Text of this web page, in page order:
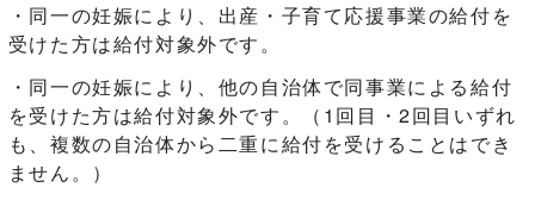
・同一の妊娠により、出産・子育て応援事業の給付を
受けた方は給付対象外です。
・同一の妊娠により、他の自治体で同事業による給付
を受けた方は給付対象外です。（1回目・2回目いずれ
も、複数の自治体から二重に給付を受けることはでき
ません。）